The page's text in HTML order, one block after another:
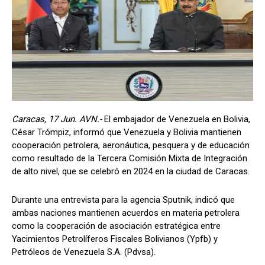
Caracas, 17 Jun. AVN.-El embajador de Venezuela en Bolivia,
César Trómpiz, informó que Venezuela y Bolivia mantienen
cooperación petrolera, aeronáutica, pesquera y de educación
como resultado de la Tercera Comisión Mixta de Integración
de alto nivel, que se celebró en 2024 en la ciudad de Caracas.
Durante una entrevista para la agencia Sputnik, indicó que
ambas naciones mantienen acuerdos en materia petrolera
como la cooperación de asociación estratégica entre
Yacimientos Petrolíferos Fiscales Bolivianos (Ypfb) y
Petróleos de Venezuela S.A. (Pdvsa).